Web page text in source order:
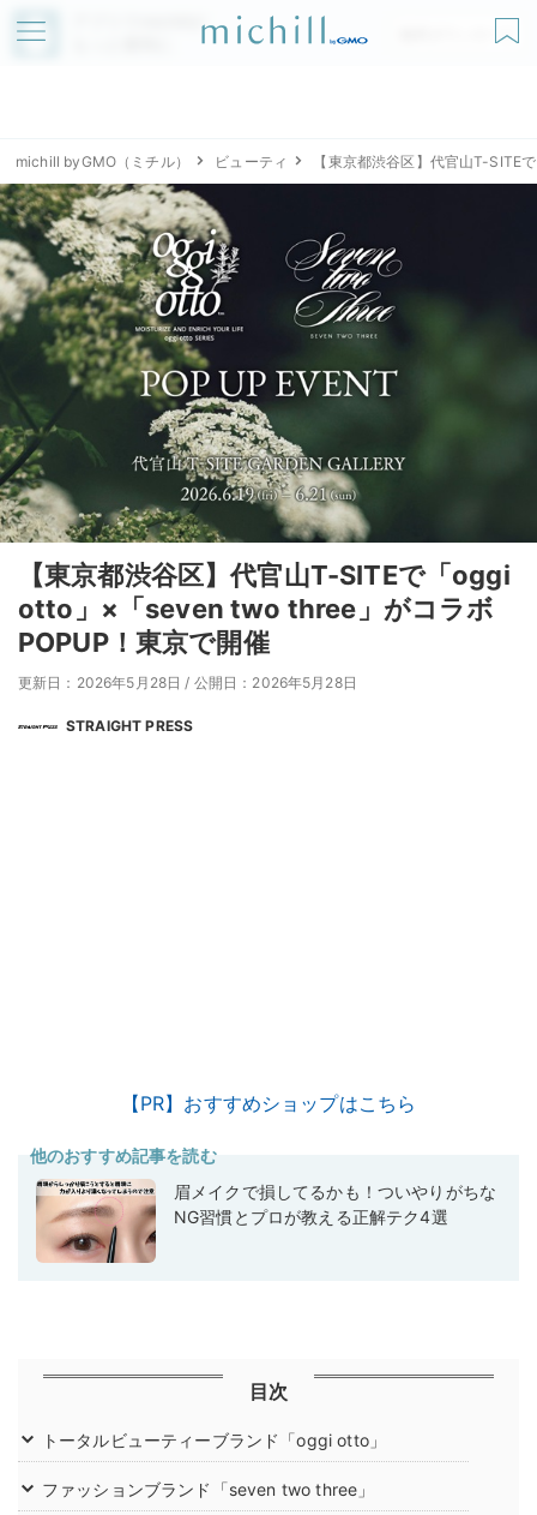
アプリでmichillが
無料ダウンロード
michill byGMO（ミチル） ビューティ 【東京都渋谷区】代官山T-
【東京都渋谷区】代官山T-SITEで「oggi
otto」×「seven two three」がコラボ
POPUP！東京で開催
更新日：2026年5月28日 / 公開日：2026年5月28日
STRAIGHT PRESS
【PR】おすすめショップはこちら
他のおすすめ記事を読む
眉メイクで損してるかも！ついやりがちな
NG習慣とプロが教える正解テク4選
目次
トータルビューティーブランド「oggi otto」
ファッションブランド「seven two three」